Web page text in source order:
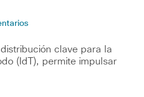
clave para la
(IdT), permite impulsar